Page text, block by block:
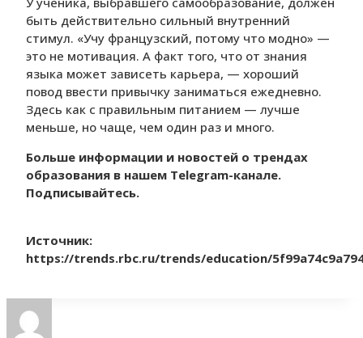
быть действительно сильный внутренний
стимул. «Учу французский, потому что модно» —
это не мотивация. А факт того, что от знания
языка может зависеть карьера, — хороший
повод ввести привычку заниматься ежедневно.
Здесь как с правильным питанием — лучше
меньше, но чаще, чем один раз и много.
Больше информации и новостей о трендах
образования в нашем Telegram-канале.
Подписывайтесь.
Источник:
https://trends.rbc.ru/trends/education/